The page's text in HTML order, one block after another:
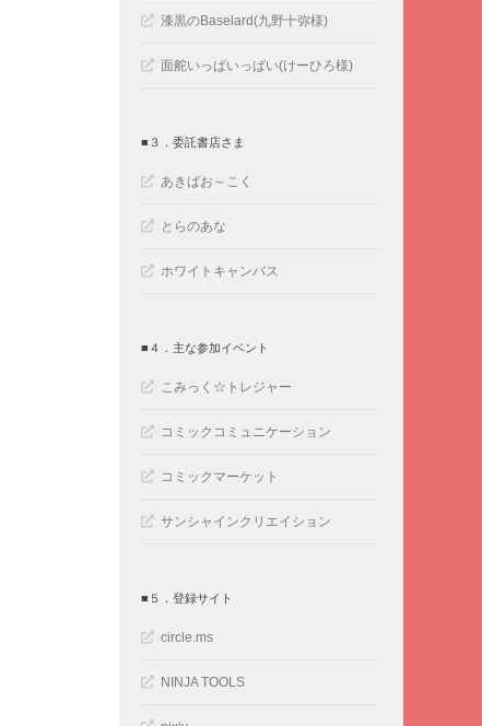
漆黒のBaselard(九野十弥様)
面舵いっぱいっぱい(けーひろ様)
■３．委託書店さま
あきばお～こく
とらのあな
ホワイトキャンバス
■４．主な参加イベント
こみっく☆トレジャー
コミックコミュニケーション
コミックマーケット
サンシャインクリエイション
■５．登録サイト
circle.ms
NINJA TOOLS